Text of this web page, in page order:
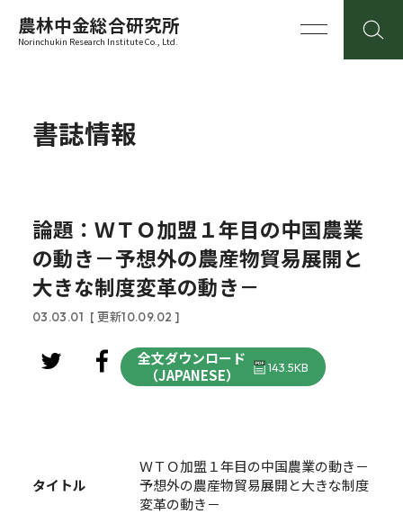
農林中金総合研究所
Norinchukin Research Institute Co., Ltd.
書誌情報
論題：ＷＴＯ加盟１年目の中国農業
の動き－予想外の農産物貿易展開と
大きな制度変革の動き－
03.03.01 [ 更新10.09.02 ]
全文ダウンロード
（JAPANESE）
143.5KB
タイトル
ＷＴＯ加盟１年目の中国農業の動き－
予想外の農産物貿易展開と大きな制度
変革の動き－